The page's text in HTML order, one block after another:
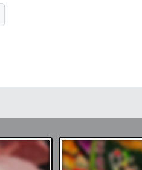
그 밖에도 하기 도자기, 여름 귤, 하기
에 딱 맞는 기념품도 있습니다. 환경성
에 치유됩니다. 역사와 자연, 문화가